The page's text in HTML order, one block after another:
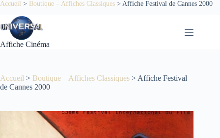
Passer
contenu
Accueil > Boutique – Affiches Classiques > Affiche Festival de Cannes 2000
Affiche Cinéma
Accueil > Boutique – Affiches Classiques > Affiche Festival
de Cannes 2000